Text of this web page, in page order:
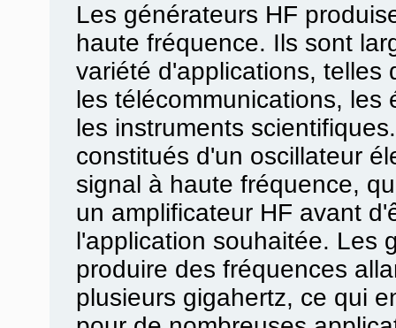
Les générateurs HF
haute fréquence. Ils sont
variété d'applications, telles
les télécommunications, les
les instruments
constitués d'un oscillateur
signal à haute fréquence,
un amplificateur HF avant
l'application souhaitée. Les
produire des fréquences
plusieurs gigahertz, ce qui